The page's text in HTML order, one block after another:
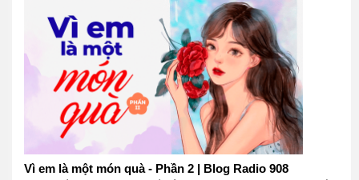
Vì em là một món quà - Phần 2 | Blog Radio 908